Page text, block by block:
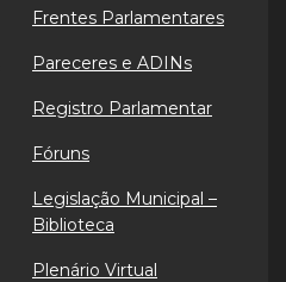
Frentes Parlamentares
Pareceres e ADINs
Registro Parlamentar
Fóruns
Legislação Municipal –
Biblioteca
Plenário Virtual